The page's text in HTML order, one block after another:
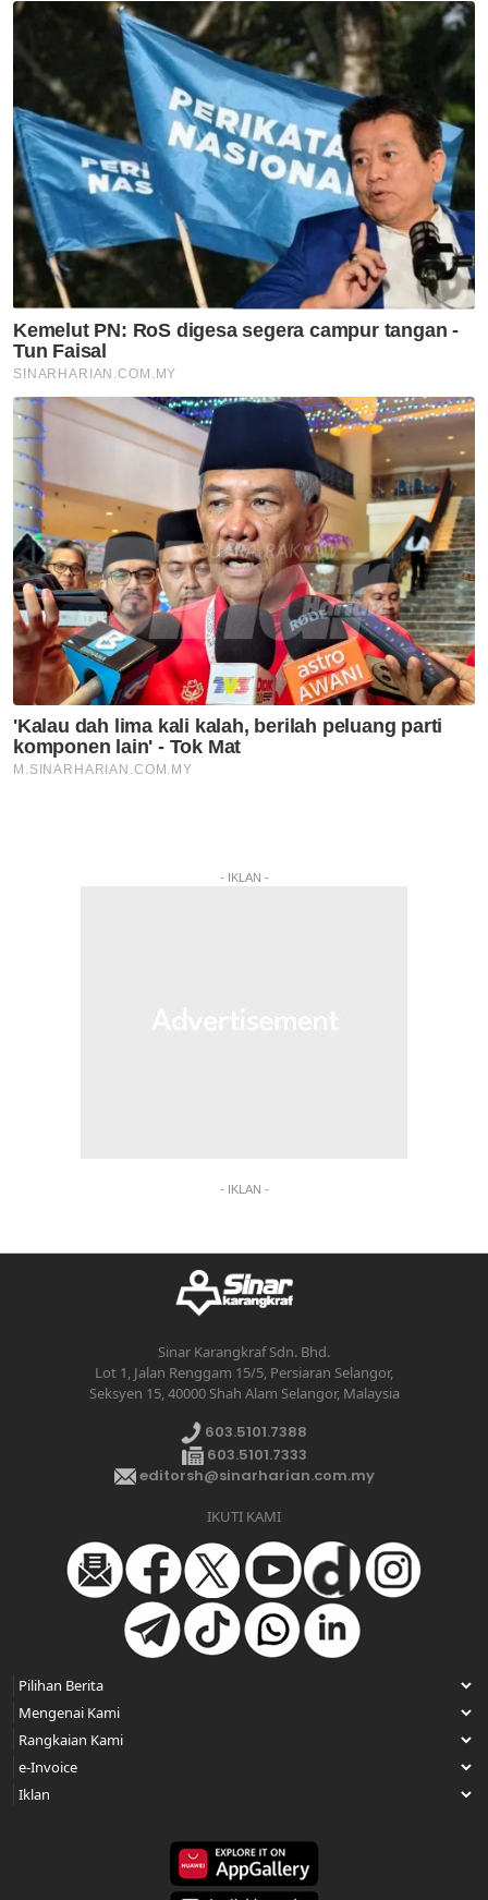
- IKLAN -
- IKLAN -
Sinar Karangkraf Sdn. Bhd.
Lot 1, Jalan Renggam 15/5, Persiaran Selangor,
Seksyen 15, 40000 Shah Alam Selangor, Malaysia
603.5101.7388
603.5101.7333
editorsh@sinarharian.com.my
IKUTI KAMI